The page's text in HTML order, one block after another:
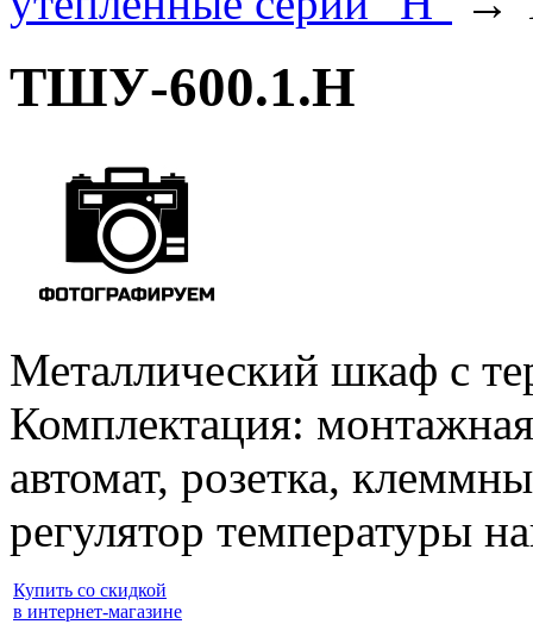
ТШУ-600.1.Н
Металлический шкаф с
Комплектация:
автомат, розетка,
регулятор температуры
Купить со скидкой
в интернет-магазине